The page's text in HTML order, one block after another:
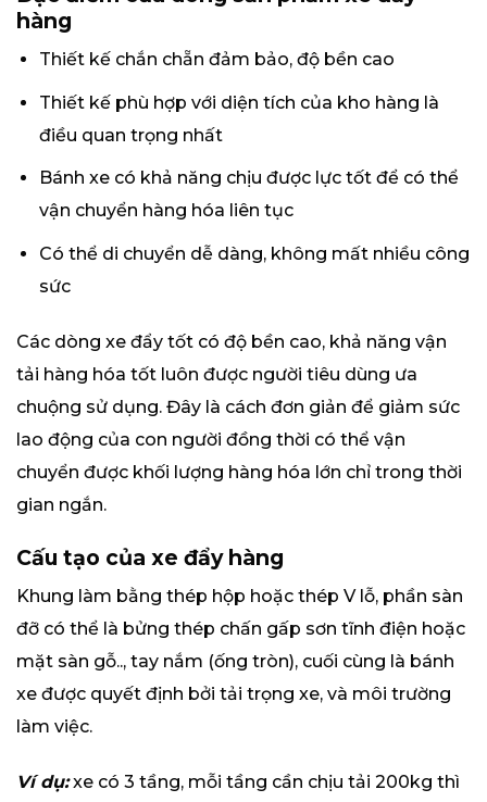
hàng
Thiết kế chắn chẵn đảm bảo, độ bền cao
Thiết kế phù hợp với diện tích của kho hàng là
điều quan trọng nhất
Bánh xe có khả năng chịu được lực tốt để có thể
vận chuyển hàng hóa liên tục
Có thể di chuyển dễ dàng, không mất nhiều công
sức
Các dòng xe đẩy tốt có độ bền cao, khả năng vận
tải hàng hóa tốt luôn được người tiêu dùng ưa
chuộng sử dụng. Đây là cách đơn giản để giảm sức
lao động của con người đồng thời có thể vận
chuyển được khối lượng hàng hóa lớn chỉ trong thời
gian ngắn.
Cấu tạo của xe đẩy hàng
Khung làm bằng thép hộp hoặc thép V lỗ, phần sàn
đỡ có thể là bửng thép chấn gấp sơn tĩnh điện hoặc
mặt sàn gỗ.., tay nắm (ống tròn), cuối cùng là bánh
xe được quyết định bởi tải trọng xe, và môi trường
làm việc.
Ví dụ:xe có 3 tầng, mỗi tầng cần chịu tải 200kg thì